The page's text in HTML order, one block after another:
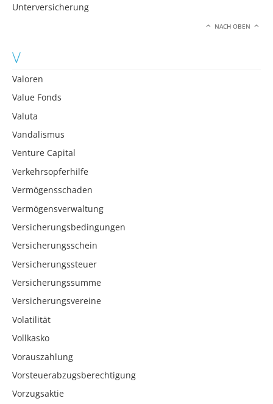
Unterversicherung
NACH OBEN
V
Valoren
Value Fonds
Valuta
Vandalismus
Venture Capital
Verkehrsopferhilfe
Vermögensschaden
Vermögensverwaltung
Versicherungsbedingungen
Versicherungsschein
Versicherungssteuer
Versicherungssumme
Versicherungsvereine
Volatilität
Vollkasko
Vorauszahlung
Vorsteuerabzugsberechtigung
Vorzugsaktie